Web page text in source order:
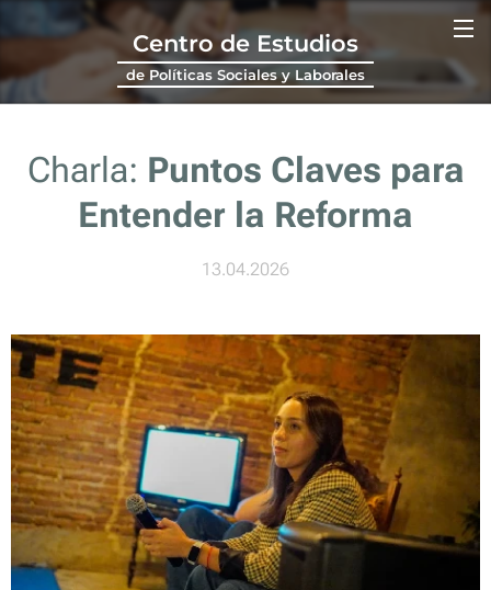
Centro de Estudios
de Políticas Sociales y Laborales
Charla: Puntos Claves para
Entender la Reforma
13.04.2026